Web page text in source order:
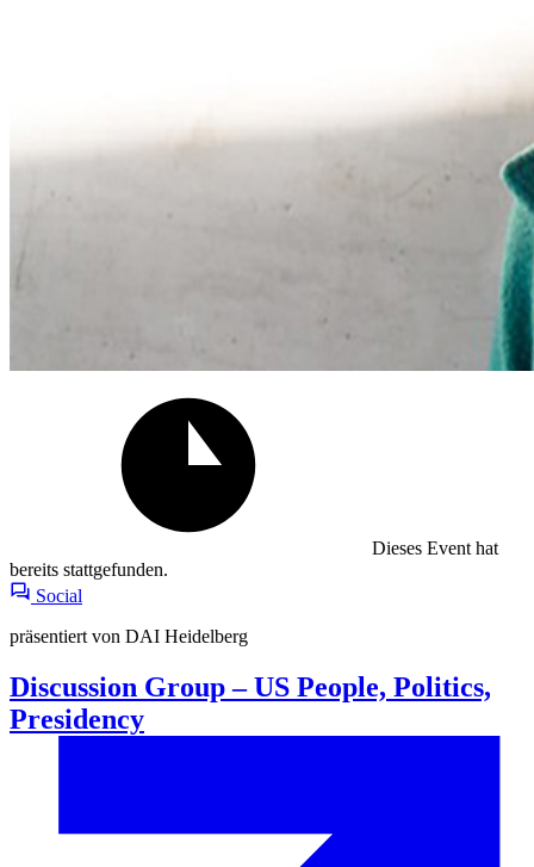
Dieses Event hat
bereits stattgefunden.
Social
präsentiert von DAI Heidelberg
Discussion Group – US People, Politics,
Presidency